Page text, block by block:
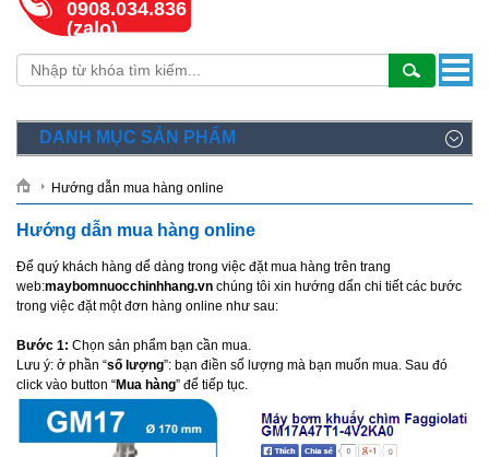
0908.034.836
(zalo)
DANH MỤC SẢN PHẨM
Hướng dẫn mua hàng online
Hướng dẫn mua hàng online
Để quý khách hàng dể dàng trong việc đặt mua hàng trên trang
web:maybomnuocchinhhang.vn chúng tôi xin hướng dẩn chi tiết các bước
trong việc đặt một đơn hàng online như sau:
Bước 1: Chọn sản phẩm bạn cần mua.
Lưu ý: ở phần “số lượng”: bạn điền số lượng mà bạn muốn mua. Sau đó
click vào button “Mua hàng” để tiếp tục.